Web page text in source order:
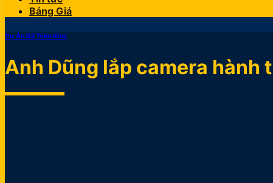
Bảng Giá
Dự Án Đã Triển Khai
Anh Dũng lắp camera hành